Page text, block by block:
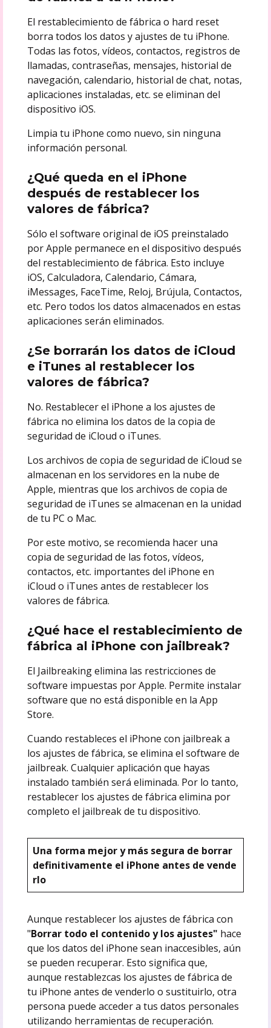
El restablecimiento de fábrica o hard reset
borra todos los datos y ajustes de tu iPhone.
Todas las fotos, vídeos, contactos, registros de
llamadas, contraseñas, mensajes, historial de
navegación, calendario, historial de chat, notas,
aplicaciones instaladas, etc. se eliminan del
dispositivo iOS.
Limpia tu iPhone como nuevo, sin ninguna
información personal.
¿Qué queda en el iPhone
después de restablecer los
valores de fábrica?
Sólo el software original de iOS preinstalado
por Apple permanece en el dispositivo después
del restablecimiento de fábrica. Esto incluye
iOS, Calculadora, Calendario, Cámara,
iMessages, FaceTime, Reloj, Brújula, Contactos,
etc. Pero todos los datos almacenados en estas
aplicaciones serán eliminados.
¿Se borrarán los datos de iCloud
e iTunes al restablecer los
valores de fábrica?
No. Restablecer el iPhone a los ajustes de
fábrica no elimina los datos de la copia de
seguridad de iCloud o iTunes.
Los archivos de copia de seguridad de iCloud se
almacenan en los servidores en la nube de
Apple, mientras que los archivos de copia de
seguridad de iTunes se almacenan en la unidad
de tu PC o Mac.
Por este motivo, se recomienda hacer una
copia de seguridad de las fotos, vídeos,
contactos, etc. importantes del iPhone en
iCloud o iTunes antes de restablecer los
valores de fábrica.
¿Qué hace el restablecimiento de
fábrica al iPhone con jailbreak?
El Jailbreaking elimina las restricciones de
software impuestas por Apple. Permite instalar
software que no está disponible en la App
Store.
Cuando restableces el iPhone con jailbreak a
los ajustes de fábrica, se elimina el software de
jailbreak. Cualquier aplicación que hayas
instalado también será eliminada. Por lo tanto,
restablecer los ajustes de fábrica elimina por
completo el jailbreak de tu dispositivo.
Una forma mejor y más segura de borrar
definitivamente el iPhone antes de vende
rlo
Aunque restablecer los ajustes de fábrica con
"Borrar todo el contenido y los ajustes" hace
que los datos del iPhone sean inaccesibles, aún
se pueden recuperar. Esto significa que,
aunque restablezcas los ajustes de fábrica de
tu iPhone antes de venderlo o sustituirlo, otra
persona puede acceder a tus datos personales
utilizando herramientas de recuperación.